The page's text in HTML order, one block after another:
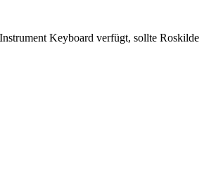
Keyboard verfügt, sollte Roskilde